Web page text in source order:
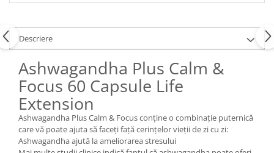
Descriere
Ashwagandha Plus Calm &
Focus 60 Capsule Life
Extension
Ashwagandha Plus Calm & Focus conține o combinație puternică
care vă poate ajuta să faceți față cerințelor vieții de zi cu zi:
Ashwagandha ajută la ameliorarea stresului